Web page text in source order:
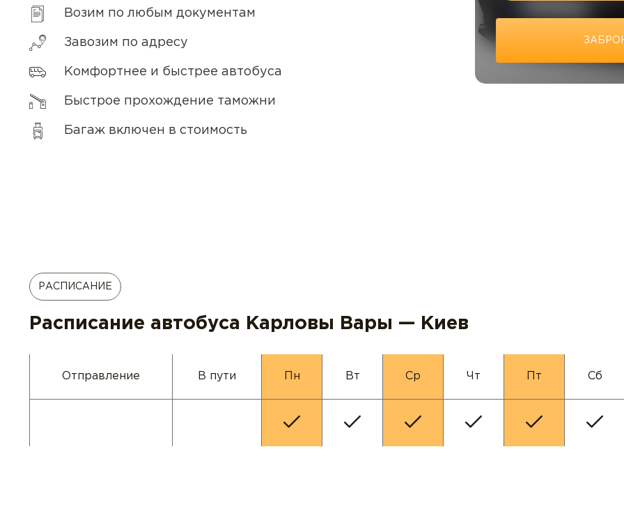
Возим по любым документам
Завозим по адресу
Комфортнее и быстрее автобуса
Быстрое прохождение таможни
Багаж включен в стоимость
РАСПИСАНИЕ
Расписание автобуса Карловы Вары — Киев
Отправление В пути Пн Вт Ср Чт Пт Сб